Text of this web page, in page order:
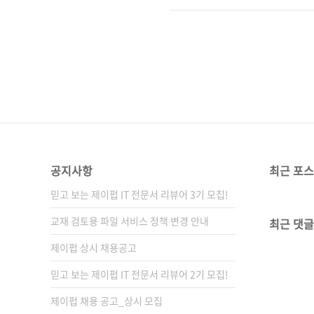
공지사항
믿고 보는 제이펍 IT 전문서 리뷰어 3기 모집!
교재 검토용 파일 서비스 정책 변경 안내
제이펍 상시 채용공고
믿고 보는 제이펍 IT 전문서 리뷰어 2기 모집!
제이펍 채용 공고_상시 모집
최근 포
최근 댓글